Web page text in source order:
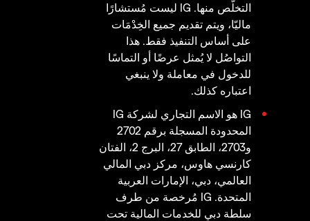
التخلُّص منها. IG ليست مُستشارًا
ماليّا، ويتم تقديم جميع الخِدْمَات
على أساس التنفيذ فقط. هذا
التواصُل لا يُمثل عرضًا أو التماسًا
للدخول في معاملة ولا ينبغي
اعتباره كذلك.
IG هو الاسم التجاري لشركة IG
المحدودة المسجلة برقم 2702
و2703، الطابق 27، البرج 2، الفتان
كارنسي هاوس، مركز دبي المالي
العالمي، دبي، الإمارات العربية
المتحدة. IG مُرخصة من طرف
سلطة دبي للخدمات المالية تحت